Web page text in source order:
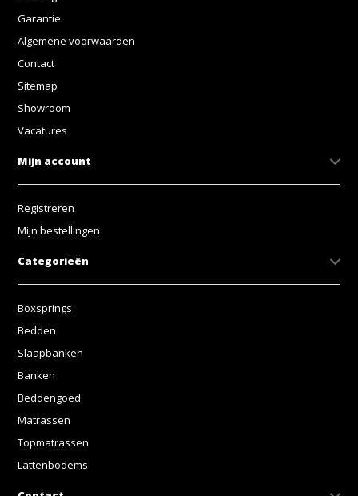
Garantie
Algemene voorwaarden
Contact
Sitemap
Showroom
Vacatures
Mijn account
Registreren
Mijn bestellingen
Categorieën
Boxsprings
Bedden
Slaapbanken
Banken
Beddengoed
Matrassen
Topmatrassen
Lattenbodems